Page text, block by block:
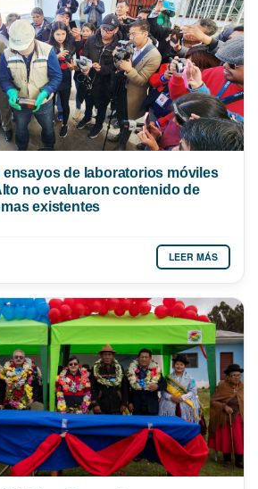
ensayos de laboratorios móviles
no evaluaron contenido de
existentes
LEER MÁS